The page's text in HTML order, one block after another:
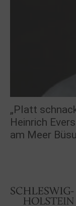
„Platt
Heinrich
am Meer